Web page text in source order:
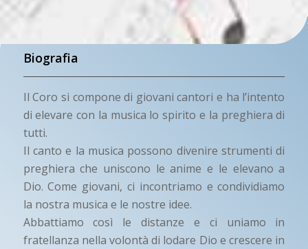
Biografia
Il Coro si compone di giovani cantori e ha l’intento
di elevare con la musica lo spirito e la preghiera di
tutti.
Il canto e la musica possono divenire strumenti di
preghiera che uniscono le anime e le elevano a
Dio. Come giovani, ci incontriamo e condividiamo
la nostra musica e le nostre idee.
Abbattiamo così le distanze e ci uniamo in
fratellanza nella volontà di lodare Dio e crescere in